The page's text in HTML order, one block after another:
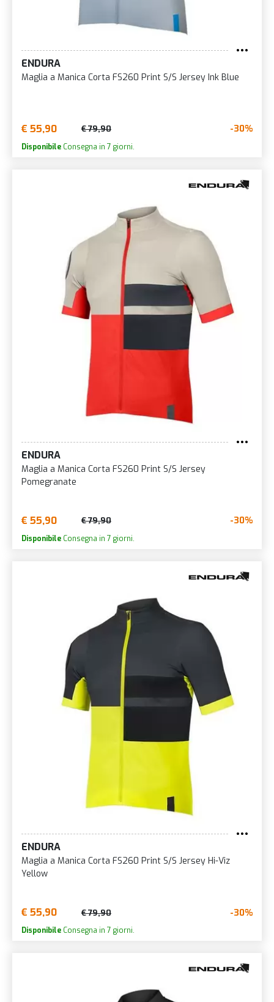
ENDURA
Maglia a Manica Corta FS260 Print S/S Jersey Ink Blue
€ 55,90 € 79,90 -30%
Disponibile Consegna in 7 giorni.
ENDURA
Maglia a Manica Corta FS260 Print S/S Jersey
Pomegranate
€ 55,90 € 79,90 -30%
Disponibile Consegna in 7 giorni.
ENDURA
Maglia a Manica Corta FS260 Print S/S Jersey Hi-Viz
Yellow
€ 55,90 € 79,90 -30%
Disponibile Consegna in 7 giorni.